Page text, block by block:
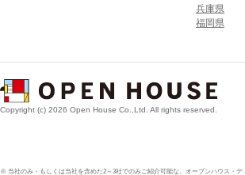
兵庫県
福岡県
Copyright (c) 2026 Open House Co.,Ltd. All rights reserved.
※ 当社のみ・もしくは当社を含めた2～3社でのみご紹介可能な、オープンハウス・